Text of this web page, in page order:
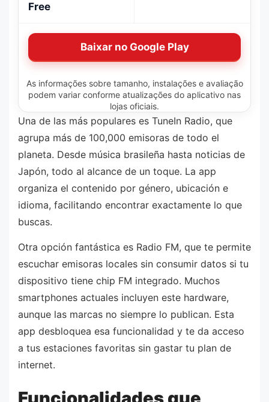
Free
Baixar no Google Play
As informações sobre tamanho, instalações e avaliação
podem variar conforme atualizações do aplicativo nas
lojas oficiais.
Una de las más populares es TuneIn Radio, que
agrupa más de 100,000 emisoras de todo el
planeta. Desde música brasileña hasta noticias de
Japón, todo al alcance de un toque. La app
organiza el contenido por género, ubicación e
idioma, facilitando encontrar exactamente lo que
buscas.
Otra opción fantástica es Radio FM, que te permite
escuchar emisoras locales sin consumir datos si tu
dispositivo tiene chip FM integrado. Muchos
smartphones actuales incluyen este hardware,
aunque las marcas no siempre lo publican. Esta
app desbloquea esa funcionalidad y te da acceso
a tus estaciones favoritas sin gastar tu plan de
internet.